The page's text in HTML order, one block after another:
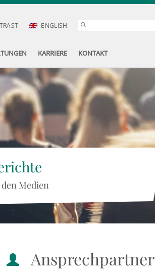
ENGLISH
KARRIERE KONTAKT
Medien
Ansprechpartner